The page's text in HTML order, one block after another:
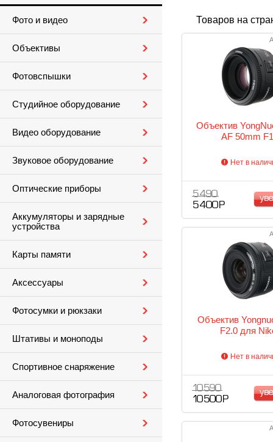
Фото и видео
Объективы
Фотовспышки
Студийное оборудование
Видео оборудование
Звуковое оборудование
Оптические приборы
Аккумуляторы и зарядные
устройства
Карты памяти
Аксессуары
Фотосумки и рюкзаки
Штативы и моноподы
Спортивное снаряжение
Аналоговая фотография
Фотосувениры
Товаров на
Объектив
AF 50mm
Нет в
5 490
5 400 Р
Объектив
F2.0 для
Нет в
10 590
10 500 Р